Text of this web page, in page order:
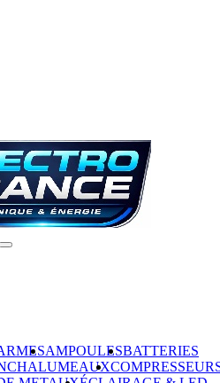
AMPOULESBATTERIES
CHALUMEAUX